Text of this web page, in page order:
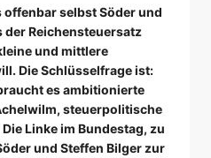
offenbar selbst Söder und
der Reichensteuersatz
und mittlere
Die Schlüsselfrage ist:
es ambitionierte
steuerpolitische
Linke im Bundestag, zu
und Steffen Bilger zur